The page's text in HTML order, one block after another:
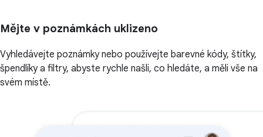
Mějte v poznámkách uklizeno
Vyhledávejte poznámky nebo používejte barevné kódy, štítky,
špendlíky a filtry, abyste rychle našli, co hledáte, a měli vše na
svém místě.